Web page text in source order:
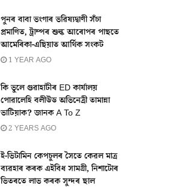
পুনৰ বাবা ভংগাৰ ভৱিষ্যদ্বাণী সঁচা
প্ৰমাণিত, ট্ৰাম্পৰ শুল্ক আৰোপৰ পাছতে
আমেৰিকা-এছিয়াত আৰ্থিক সংকট
1 YEAR AGO
কি ভুলে গুৱাহাটীৰ ED কাৰ্যালয়
পোৱালেহি বলীউড অভিনেত্ৰী তামান্না
ভাটিয়াক? জানক A To Z
2 YEARS AGO
ই-ভিটামিন কেপচুলৰ সৈতে কেৱল মাত্ৰ
ব্যৱহাৰ কৰক এইবিধ সামগ্ৰী, নিশাটোৰ
ভিতৰতে লাভ কৰক সুন্দৰ ছাল